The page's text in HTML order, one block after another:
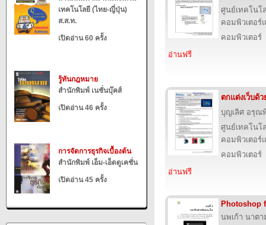
เทคโนโลยี (ไทย-ญี่ปุ่น)
ส.ส.ท.
เปิดอ่าน 60 ครั้ง
รู้ทันกฎหมาย
สำนักพิมพ์ เนชั่นบุ๊คส์
เปิดอ่าน 46 ครั้ง
การจัดการธุรกิจเบื้องต้น
สำนักพิมพ์ เอ็ม-เอ็ดดูเคชั่น
เปิดอ่าน 45 ครั้ง
ศูนย์เทคโนโ
คอมพิวเตอร์
คอมพิวเตอร์
อ่านฟรี
ตกแต่งเว็บด้
บุญเลิศ อรุณ
ศูนย์เทคโนโ
คอมพิวเตอร์
คอมพิวเตอร์
อ่านฟรี
Photoshop
นพเก้า นาต